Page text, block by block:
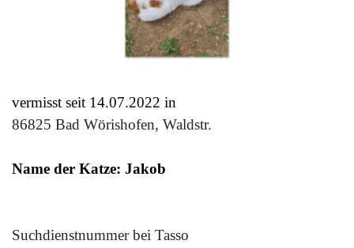
vermisst seit 14.07.2022 in
86825 Bad Wörishofen, Waldstr.
Name der Katze: Jakob
Suchdienstnummer bei Tasso